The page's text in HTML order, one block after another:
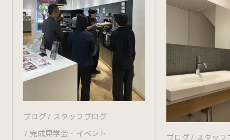
ブログ
スタッフブログ
完成見学会・イベント
ブログ スタッフ